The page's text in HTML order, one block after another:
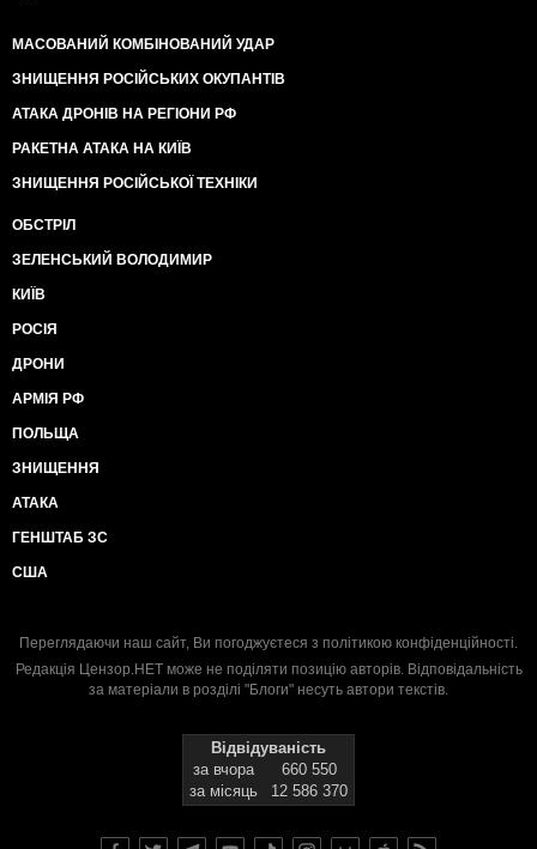
МАСОВАНИЙ КОМБІНОВАНИЙ УДАР
ЗНИЩЕННЯ РОСІЙСЬКИХ ОКУПАНТІВ
АТАКА ДРОНІВ НА РЕГІОНИ РФ
РАКЕТНА АТАКА НА КИЇВ
ЗНИЩЕННЯ РОСІЙСЬКОЇ ТЕХНІКИ
ОБСТРІЛ
ЗЕЛЕНСЬКИЙ ВОЛОДИМИР
КИЇВ
РОСІЯ
ДРОНИ
АРМІЯ РФ
ПОЛЬЩА
ЗНИЩЕННЯ
АТАКА
ГЕНШТАБ ЗС
США
Переглядаючи наш сайт, Ви погоджуєтеся з політикою конфіденційності.
Редакція Цензор.НЕТ може не поділяти позицію авторів. Відповідальність
за матеріали в розділі "Блоги" несуть автори текстів.
Відвідуваність
за вчора
660 550
за місяць
12 586 370